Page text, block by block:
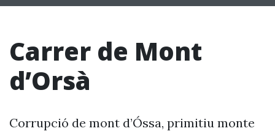
Carrer de Mont
d’Orsà
Corrupció de mont d’Óssa, primitiu monte